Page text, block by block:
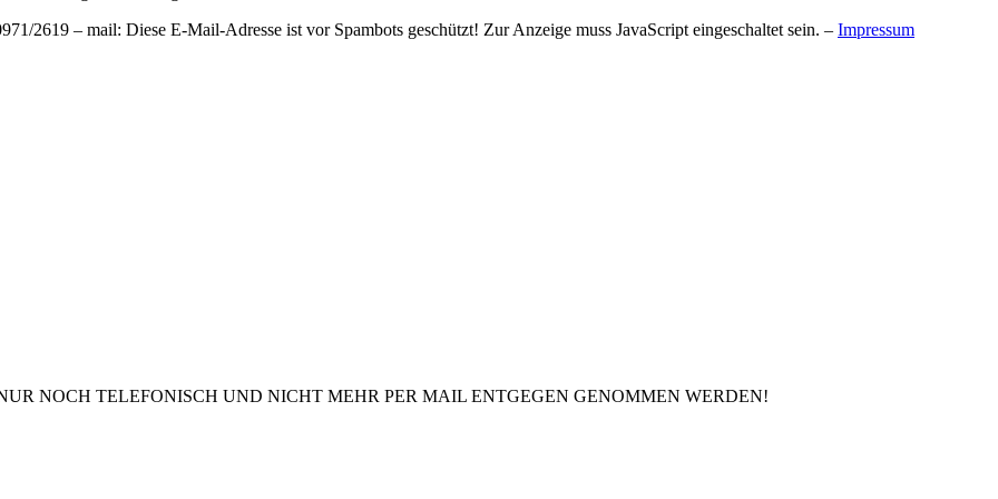
2619 – mail: Diese E-Mail-Adresse ist vor Spambots geschützt! Zur Anzeige muss JavaScript eingeschaltet sein. – Impressum
NOCH TELEFONISCH UND NICHT MEHR PER MAIL ENTGEGEN GENOMMEN WERDEN!